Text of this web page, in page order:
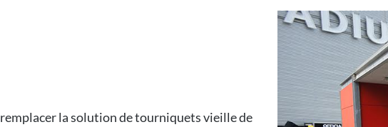
la solution de tourniquets vieille de